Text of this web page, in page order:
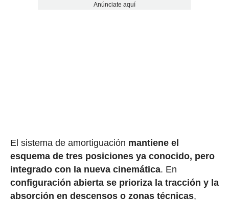
Anúnciate aquí
El sistema de amortiguación mantiene el
esquema de tres posiciones ya conocido, pero
integrado con la nueva cinemática. En
configuración abierta se prioriza la tracción y la
absorción en descensos o zonas técnicas,